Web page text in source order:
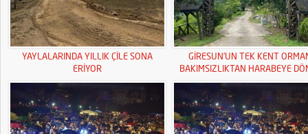
YAYLALARINDA YILLIK ÇİLE SONA
ERİYOR
GİRESUN’UN TEK KENT
BAKIMSIZLIKTAN HARABEYE